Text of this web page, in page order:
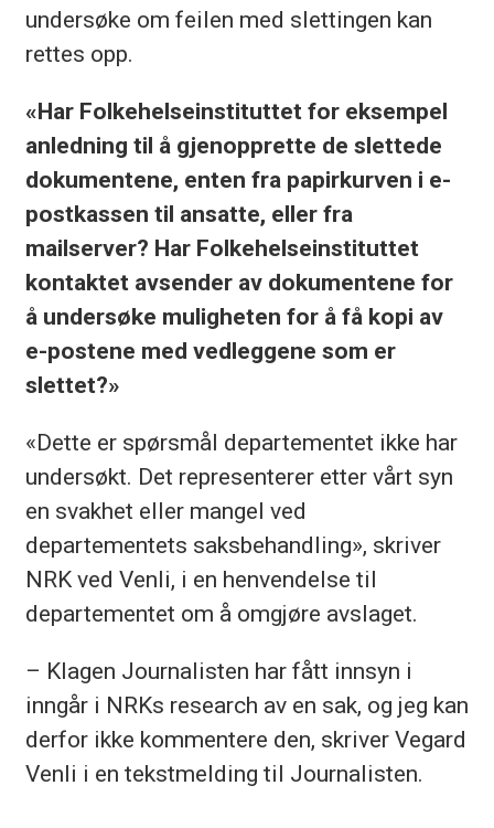
undersøke om feilen med slettingen kan
rettes opp.
«Har Folkehelseinstituttet for eksempel
anledning til å gjenopprette de slettede
dokumentene, enten fra papirkurven i e-
postkassen til ansatte, eller fra
mailserver? Har Folkehelseinstituttet
kontaktet avsender av dokumentene for
å undersøke muligheten for å få kopi av
e-postene med vedleggene som er
slettet?»
«Dette er spørsmål departementet ikke har
undersøkt. Det representerer etter vårt syn
en svakhet eller mangel ved
departementets saksbehandling», skriver
NRK ved Venli, i en henvendelse til
departementet om å omgjøre avslaget.
– Klagen Journalisten har fått innsyn i
inngår i NRKs research av en sak, og jeg kan
derfor ikke kommentere den, skriver Vegard
Venli i en tekstmelding til Journalisten.